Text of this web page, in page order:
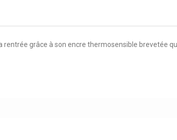
rentrée grâce à son encre thermosensible brevetée